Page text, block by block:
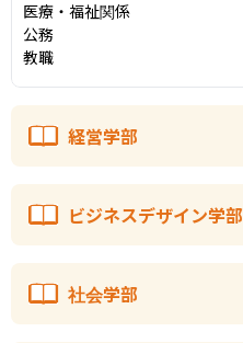
医療・福祉関係
公務
教職
経営学部
ビジネスデザイン学部
社会学部